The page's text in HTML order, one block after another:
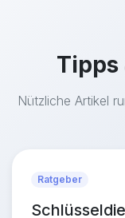
Tipps
Nützliche Artikel
Ratgeber